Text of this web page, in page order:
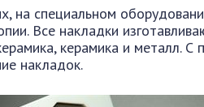
на специальном
Все накладки
керамика и металл.
накладок.